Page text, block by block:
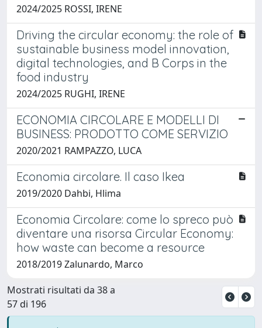
2024/2025 ROSSI, IRENE
Driving the circular economy: the role of
sustainable business model innovation,
digital technologies, and B Corps in the
food industry
2024/2025 RUGHI, IRENE
ECONOMIA CIRCOLARE E MODELLI DI
BUSINESS: PRODOTTO COME SERVIZIO
2020/2021 RAMPAZZO, LUCA
Economia circolare. Il caso Ikea
2019/2020 Dahbi, Hlima
Economia Circolare: come lo spreco può
diventare una risorsa Circular Economy:
how waste can become a resource
2018/2019 Zalunardo, Marco
Mostrati risultati da 38 a
57 di 196